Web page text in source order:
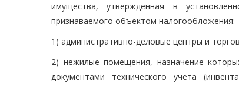
имущества, утвержденная в
признаваемого объектом налогообложения:
1) административно-деловые центры и
2) нежилые помещения, назначение
документами технического учета